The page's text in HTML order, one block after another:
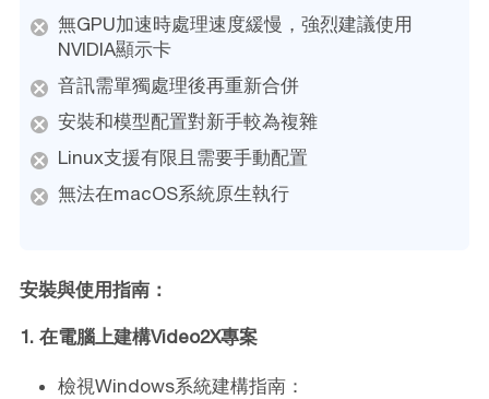
無GPU加速時處理速度緩慢，強烈建議使用
NVIDIA顯示卡
音訊需單獨處理後再重新合併
安裝和模型配置對新手較為複雜
Linux支援有限且需要手動配置
無法在macOS系統原生執行
安裝與使用指南：
1. 在電腦上建構Video2X專案
檢視Windows系統建構指南：